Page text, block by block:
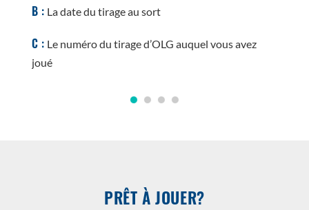
B : La date du tirage au sort
C : Le numéro du tirage d’OLG auquel vous avez
joué
PRÊT À JOUER?